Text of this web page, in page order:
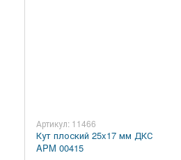
Артикул: 11466
Кут плоский 25x17 мм ДКС
APM 00415